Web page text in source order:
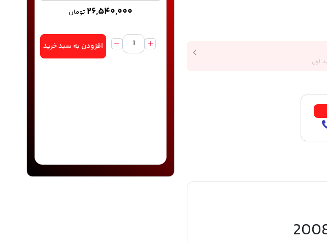
۲۶,۵۴۰,۰۰۰ تومان
افزودن به سبد خرید